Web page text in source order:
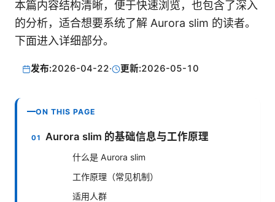
本篇内容结构清晰，便于快速浏览，也包含了深入
的分析，适合想要系统了解 Aurora slim 的读者。
下面进入详细部分。
发布:2026-04-22· 更新:2026-05-10
ON THIS PAGE
Aurora slim 的基础信息与工作原理
什么是 Aurora slim
工作原理（常见机制）
适用人群